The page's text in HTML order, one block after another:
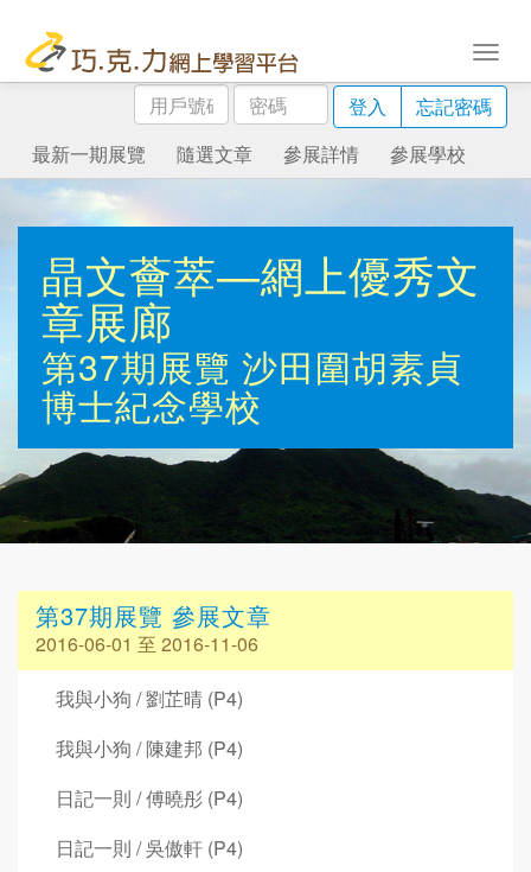
用
戶
號
碼
密
碼
登入
忘記密碼
最新一期展覽
隨選文章 參展詳情 參展學校
晶文薈萃—網上優秀文
章展廊
第37期展覽 沙田圍胡素貞
博士紀念學校
第37期展覽 參展文章
2016-06-01 至 2016-11-06
我與小狗 / 劉芷晴 (P4)
我與小狗 / 陳建邦 (P4)
日記一則 / 傅曉彤 (P4)
日記一則 / 吳傲軒 (P4)